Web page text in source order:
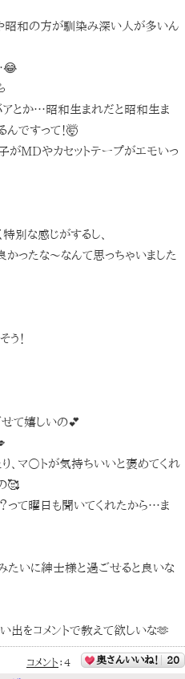
昭和の方が馴染み深い人が多いん
とか…昭和生まれだと昭和生ま
ですって！🤯
がMDやカセットテープがエモいっ
別な感じがするし、
ったな〜なんて思っちゃいました
う！
て嬉しいの💕
、マ○トが気持ちいいと褒めてくれ
🥰
って曜日も聞いてくれたから…ま
たいに紳士様と過ごせると良いな
出をコメントで教えて欲しいな🫶
コメント ： 4 奥さんいいね！ 20